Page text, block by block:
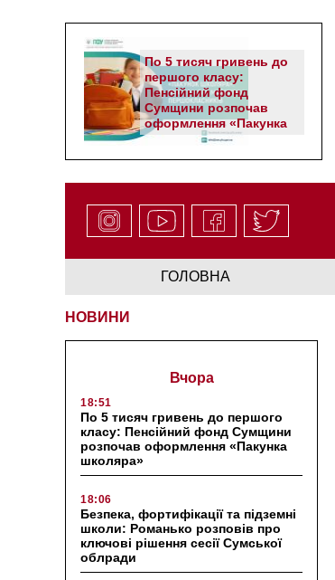
По 5 тисяч гривень до
першого класу:
Пенсійний фонд
Сумщини розпочав
оформлення «Пакунка
школяра»
ГОЛОВНА
НОВИНИ
Вчора
18:51
По 5 тисяч гривень до першого
класу: Пенсійний фонд Сумщини
розпочав оформлення «Пакунка
школяра»
18:06
Безпека, фортифікації та підземні
школи: Романько розповів про
ключові рішення сесії Сумської
облради